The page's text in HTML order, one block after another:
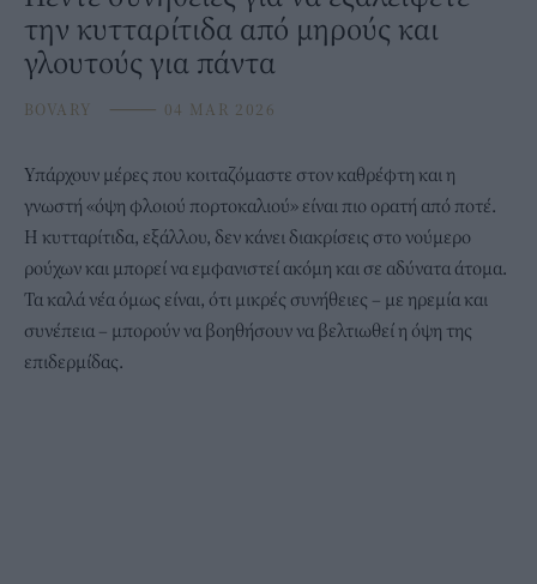
την κυτταρίτιδα από μηρούς και
γλουτούς για πάντα
BOVARY ⸻ 04 MAR 2026
Υπάρχουν μέρες που κοιταζόμαστε στον καθρέφτη και η
γνωστή «όψη φλοιού πορτοκαλιού» είναι πιο ορατή από ποτέ.
Η κυτταρίτιδα, εξάλλου, δεν κάνει διακρίσεις στο νούμερο
ρούχων και μπορεί να εμφανιστεί ακόμη και σε αδύνατα άτομα.
Τα καλά νέα όμως είναι, ότι μικρές συνήθειες – με ηρεμία και
συνέπεια – μπορούν να βοηθήσουν να βελτιωθεί η όψη της
επιδερμίδας.